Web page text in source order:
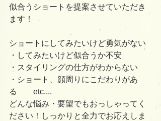
似合うショートを提案させていただき
ます！
ショートにしてみたいけど勇気がない
・してみたいけど似合うか不安
・スタイリングの仕方がわからない
・ショート、顔周りにこだわりがあ
る　　etc....
どんな悩み・要望でもおっしゃってく
ださい！しっかりと全力でお応えしま